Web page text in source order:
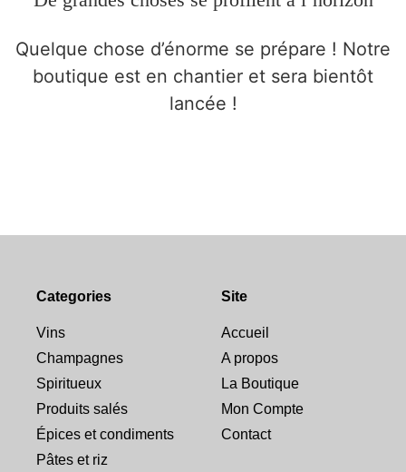
Quelque chose d’énorme se prépare ! Notre
boutique est en chantier et sera bientôt
lancée !
Categories
Vins
Champagnes
Spiritueux
Produits salés
Épices et condiments
Pâtes et riz
Site
Accueil
A propos
La Boutique
Mon Compte
Contact